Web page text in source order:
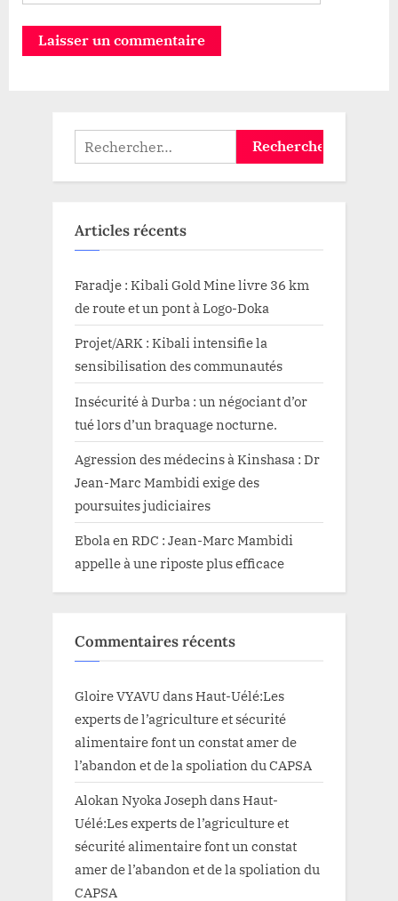
Rechercher :
Articles récents
Faradje : Kibali Gold Mine livre 36 km
de route et un pont à Logo-Doka
Projet/ARK : Kibali intensifie la
sensibilisation des communautés
Insécurité à Durba : un négociant d’or
tué lors d’un braquage nocturne.
Agression des médecins à Kinshasa : Dr
Jean-Marc Mambidi exige des
poursuites judiciaires
Ebola en RDC : Jean-Marc Mambidi
appelle à une riposte plus efficace
Commentaires récents
Gloire VYAVUdansHaut-Uélé:Les
experts de l’agriculture et sécurité
alimentaire font un constat amer de
l’abandon et de la spoliation du CAPSA
Alokan Nyoka JosephdansHaut-
Uélé:Les experts de l’agriculture et
sécurité alimentaire font un constat
amer de l’abandon et de la spoliation du
CAPSA